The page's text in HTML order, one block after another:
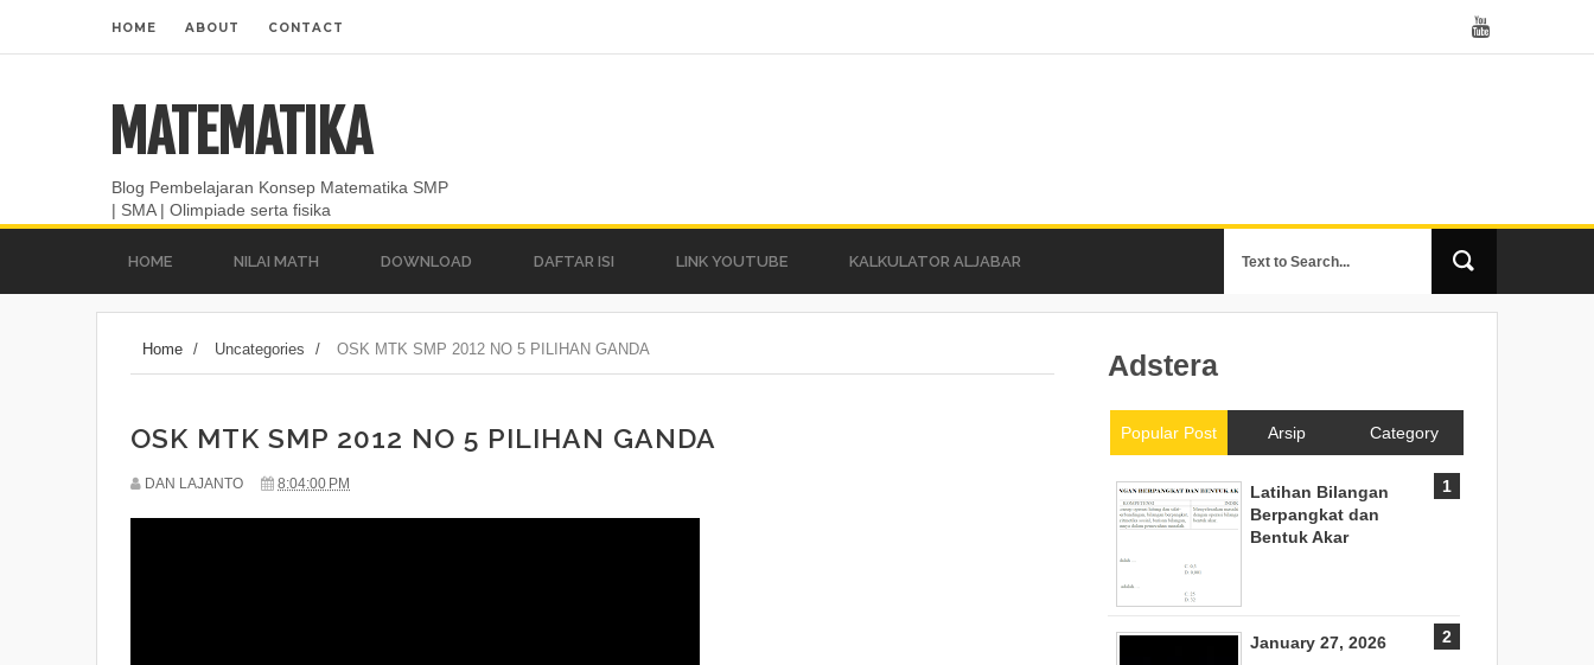
HOME ABOUT CONTACT
MATEMATIKA
Blog Pembelajaran Konsep Matematika SMP
| SMA | Olimpiade serta fisika
HOME NILAI MATH DOWNLOAD DAFTAR ISI LINK YOUTUBE KALKULATOR ALJABAR
Home / Uncategories / OSK MTK SMP 2012 NO 5 PILIHAN GANDA
OSK MTK SMP 2012 NO 5 PILIHAN GANDA
DAN LAJANTO 8:04:00 PM
Adstera
Popular Post Arsip Category
Latihan Bilangan
Berpangkat dan
Bentuk Akar
January 27, 2026